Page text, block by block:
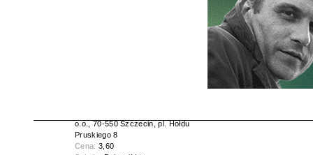
o.o., 70-550 Szczecin, pl. Hołdu
Pruskiego 8
Cena: 3,60